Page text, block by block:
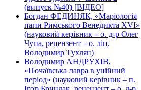
(випуск №40) [ВІДЕО]
Богдан ФЕДИНЯК, «Маріологія
папи Римського Венедикта XVI»
(науковий керівник – о. д-р Олег
Чупа, рецензент – о. ліц.
Володимир Тухлян)
Володимир АНДРУХІВ,
«Почаївська лавра в унійний
період» (науковий керівник – п.